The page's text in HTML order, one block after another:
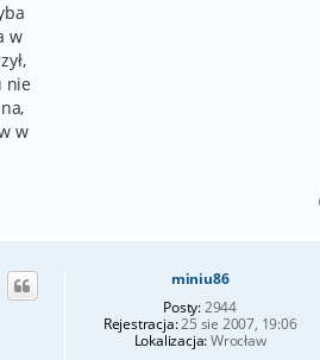
w
nie
w
miniu86
Posty:2944
Rejestracja:25 sie 2007, 19:06
Lokalizacja:Wrocław